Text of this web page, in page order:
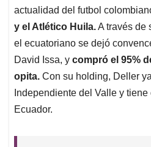
actualidad del futbol
y el Atlético Huila.A través de
el ecuatoriano se dejó
David Issa, y compró el 95%
opita. Con su holding, Deller
Independiente del Valle y
Ecuador.